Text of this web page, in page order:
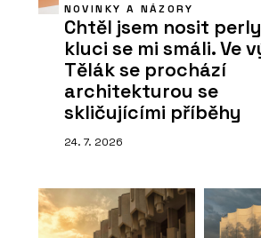
NOVINKY A NÁZORY
Chtěl jsem nosit
kluci se mi smáli. Ve
Tělák se prochází
architekturou se
skličujícími příběhy
24. 7. 2026